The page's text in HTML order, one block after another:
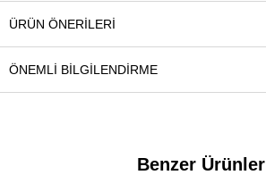
ÜRÜN ÖNERILERI
ÖNEMLI BILGILENDIRME
Benzer Ürünler